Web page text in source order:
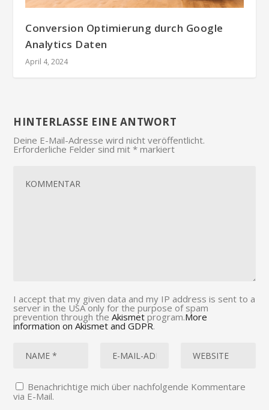
Conversion Optimierung durch Google
Analytics Daten
April 4, 2024
HINTERLASSE EINE ANTWORT
Deine E-Mail-Adresse wird nicht veröffentlicht.
Erforderliche Felder sind mit* markiert
I accept that my given data and my IP address is sent to a
server in the USA only for the purpose of spam
prevention through theAkismet program.More
information on Akismet and GDPR.
Benachrichtige mich über nachfolgende Kommentare
via E-Mail.